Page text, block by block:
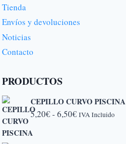
Tienda
Envíos y devoluciones
Noticias
Contacto
PRODUCTOS
CEPILLO CURVO PISCINA
5,20€- 6,50€Rango
IVA Incluido